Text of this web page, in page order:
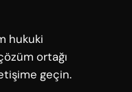
hukuki
ortağı
geçin.